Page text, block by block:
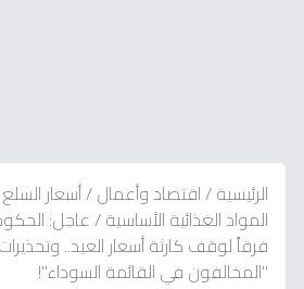
الرئيسية/اقتصاد وأعمال/أسعار
المواد الغذائية الأساسية/عاجل:
فرقاً لوقف كارثة أسعار العيد.. وتحذيرات
"المخالفون في القائمة السوداء"!